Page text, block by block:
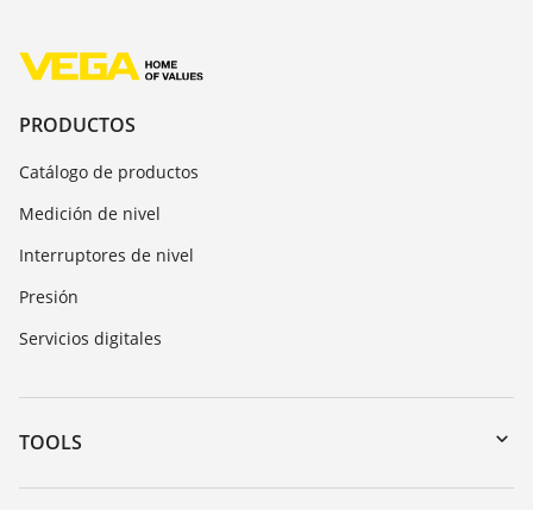
PRODUCTOS
Catálogo de productos
Medición de nivel
Interruptores de nivel
Presión
Servicios digitales
TOOLS
Zona de descarga